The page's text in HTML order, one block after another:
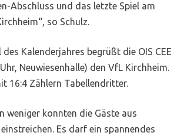
Abschluss und das letzte Spiel am
so Schulz.
Kalenderjahres begrüßt die OIS CEE
Neuwiesenhalle) den VfL Kirchheim.
16:4 Zählern Tabellendritter.
weniger konnten die Gäste aus
Es darf ein spannendes